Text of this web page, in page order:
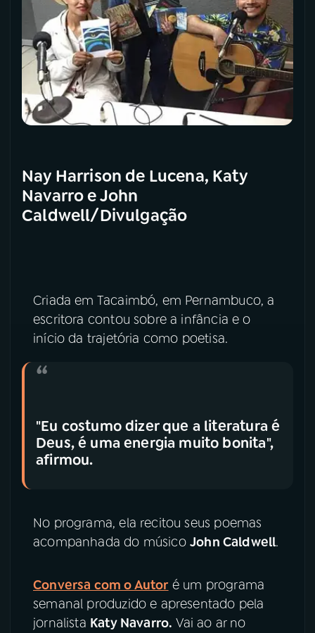
Nay Harrison de Lucena, Katy
Navarro e John
Caldwell/Divulgação
Criada em Tacaimbó, em Pernambuco, a
escritora contou sobre a infância e o
início da trajetória como poetisa.
"Eu costumo dizer que a literatura é
Deus, é uma energia muito bonita",
afirmou.
No programa, ela recitou seus poemas
acompanhada do músico John Caldwell.
Conversa com o Autor é um programa
semanal produzido e apresentado pela
jornalista Katy Navarro. Vai ao ar no